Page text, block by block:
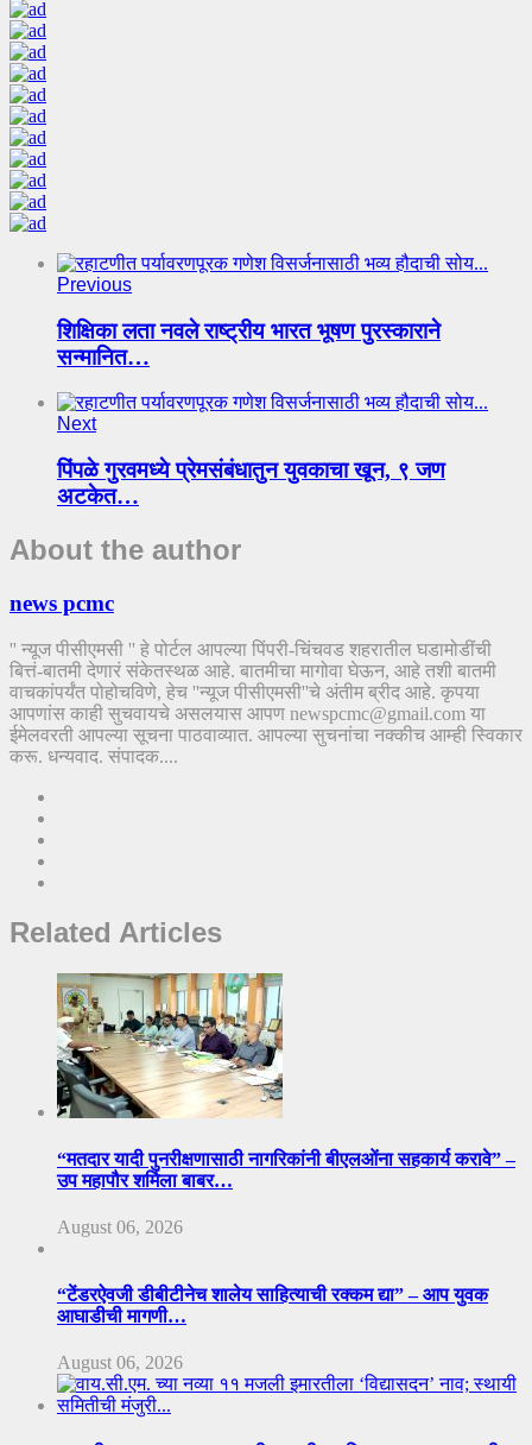
Previous
शिक्षिका लता नवले राष्ट्रीय भारत भूषण पुरस्काराने
सन्मानित…
Next
पिंपळे गुरवमध्ये प्रेमसंबंधातुन युवकाचा खून, ९ जण
अटकेत…
About the author
news pcmc
'' न्यूज पीसीएमसी '' हे पोर्टल आपल्या पिंपरी-चिंचवड शहरातील घडामोडींची
बित्तं-बातमी देणारं संकेतस्थळ आहे. बातमीचा मागोवा घेऊन, आहे तशी बातमी
वाचकांपर्यंत पोहोचविणे, हेच ''न्यूज पीसीएमसी''चे अंतीम ब्रीद आहे. कृपया
आपणांस काही सुचवायचे असलयास आपण newspcmc@gmail.com या
ईमेलवरती आपल्या सूचना पाठवाव्यात. आपल्या सुचनांचा नक्कीच आम्ही स्विकार
करू. धन्यवाद. संपादक....
Related Articles
“मतदार यादी पुनरीक्षणासाठी नागरिकांनी बीएलओंना सहकार्य करावे” –
उप महापौर शर्मिला बाबर…
August 06, 2026
“टेंडरऐवजी डीबीटीनेच शालेय साहित्याची रक्कम द्या” – आप युवक
आघाडीची मागणी…
August 06, 2026